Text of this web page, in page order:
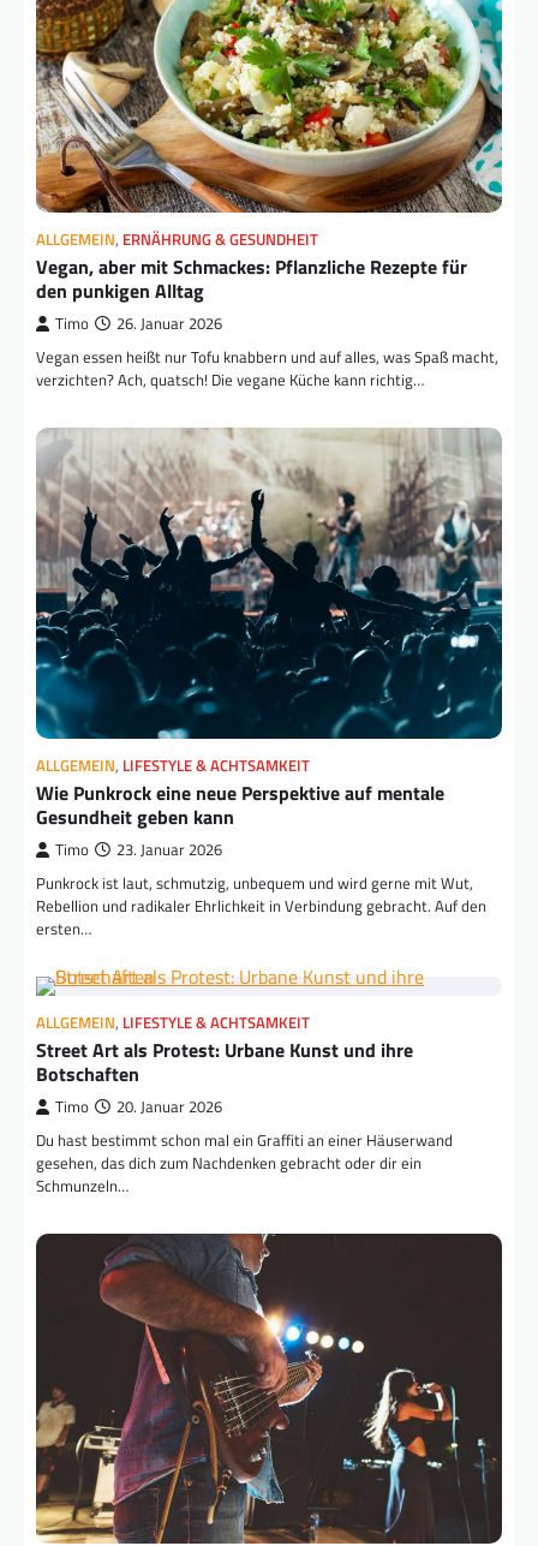
ALLGEMEIN, ERNÄHRUNG & GESUNDHEIT
Vegan, aber mit Schmackes: Pflanzliche Rezepte für
den punkigen Alltag
Timo 26. Januar 2026
Vegan essen heißt nur Tofu knabbern und auf alles, was Spaß macht,
verzichten? Ach, quatsch! Die vegane Küche kann richtig…
ALLGEMEIN, LIFESTYLE & ACHTSAMKEIT
Wie Punkrock eine neue Perspektive auf mentale
Gesundheit geben kann
Timo 23. Januar 2026
Punkrock ist laut, schmutzig, unbequem und wird gerne mit Wut,
Rebellion und radikaler Ehrlichkeit in Verbindung gebracht. Auf den
ersten…
ALLGEMEIN, LIFESTYLE & ACHTSAMKEIT
Street Art als Protest: Urbane Kunst und ihre
Botschaften
Timo 20. Januar 2026
Du hast bestimmt schon mal ein Graffiti an einer Häuserwand
gesehen, das dich zum Nachdenken gebracht oder dir ein
Schmunzeln…